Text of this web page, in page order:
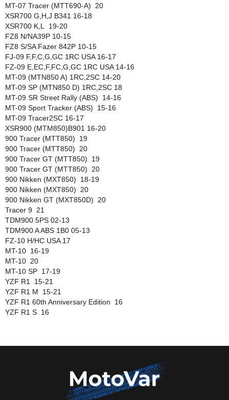
MT-07 Tracer (MTT690-A) 20
XSR700 G,H,J B341 16-18
XSR700 K,L 19-20
FZ8 N/NA39P 10-15
FZ8 S/SA Fazer 842P 10-15
FJ-09 F,F,C,G,GC 1RC USA 16-17
FZ-09 E,EC,F,FC,G,GC 1RC USA 14-16
MT-09 (MTN850 A) 1RC,2SC 14-20
MT-09 SP (MTN850 D) 1RC,2SC 18
MT-09 SR Street Rally (ABS) 14-16
MT-09 Sport Tracker (ABS) 15-16
MT-09 Tracer2SC 16-17
XSR900 (MTM850)B901 16-20
900 Tracer (MTT850) 19
900 Tracer (MTT850) 20
900 Tracer GT (MTT850) 19
900 Tracer GT (MTT850) 20
900 Nikken (MXT850) 18-19
900 Nikken (MXT850) 20
900 Nikken GT (MXT850D) 20
Tracer 9 21
TDM900 5PS 02-13
TDM900 A ABS 1B0 05-13
FZ-10 H/HC USA 17
MT-10 16-19
MT-10 20
MT-10 SP 17-19
YZF R1 15-21
YZF R1 M 15-21
YZF R1 60th Anniversary Edition 16
YZF R1 S 16